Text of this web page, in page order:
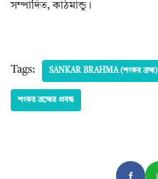
সম্পাদিত, কাঠমান্ডু।
Tags: SANKAR BRAHMA (শংকর ব্রহ্ম)
শংকর ব্রহ্মের প্রবন্ধ